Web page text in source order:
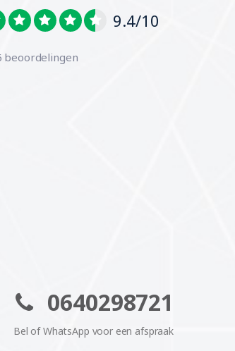
9.4/10
beoordelingen
0640298721
Bel of WhatsApp voor een afspraak